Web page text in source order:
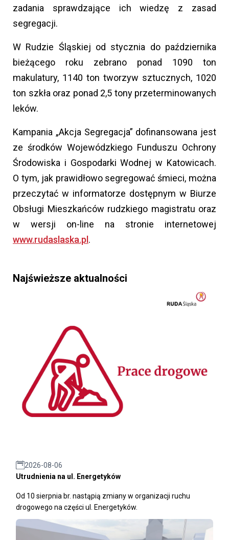
zadania sprawdzające ich wiedzę z zasad
segregacji.
W Rudzie Śląskiej od stycznia do października
bieżącego roku zebrano ponad 1090 ton
makulatury, 1140 ton tworzyw sztucznych, 1020
ton szkła oraz ponad 2,5 tony przeterminowanych
leków.
Kampania „Akcja Segregacja” dofinansowana jest
ze środków Wojewódzkiego Funduszu Ochrony
Środowiska i Gospodarki Wodnej w Katowicach.
O tym, jak prawidłowo segregować śmieci, można
przeczytać w informatorze dostępnym w Biurze
Obsługi Mieszkańców rudzkiego magistratu oraz
w wersji on-line na stronie internetowej
www.rudaslaska.pl .
Najświeższe aktualności
2026-08-06
Utrudnienia na ul. Energetyków
Od 10 sierpnia br. nastąpią zmiany w organizacji ruchu
drogowego na części ul. Energetyków.